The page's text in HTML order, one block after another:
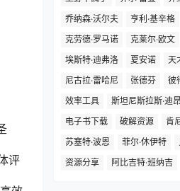
评
乔纳森·沃尔夫
亨利·基辛格
克劳德·罗马诺
克莱尔·欧文
埃斯特·迪弗洛
夏安诺
天
尼古拉·雷哈尼
张德芬 彼
效率工具
斯坦尼斯拉斯·迪昂
电子书下载
破解资源
肯
苏塞特·波恩
菲尔·休伊特
资源分享
阿比吉特·班纳吉